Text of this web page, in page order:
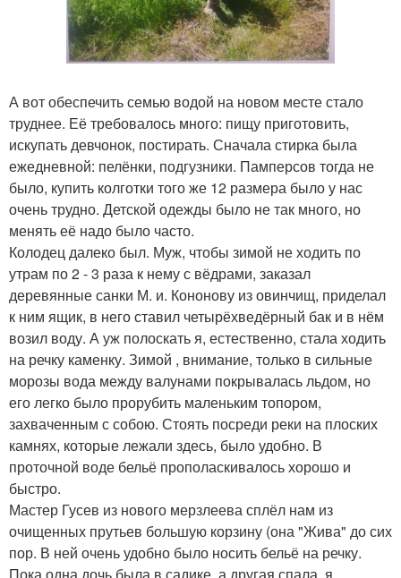
А вот обеспечить семью водой на новом месте стало
труднее. Её требовалось много: пищу приготовить,
искупать девчонок, постирать. Сначала стирка была
ежедневной: пелёнки, подгузники. Памперсов тогда не
было, купить колготки того же 12 размера было у нас
очень трудно. Детской одежды было не так много, но
менять её надо было часто.
Колодец далеко был. Муж, чтобы зимой не ходить по
утрам по 2 - 3 раза к нему с вёдрами, заказал
деревянные санки М. и. Кононову из овинчищ, приделал
к ним ящик, в него ставил четырёхведёрный бак и в нём
возил воду. А уж полоскать я, естественно, стала ходить
на речку каменку. Зимой , внимание, только в сильные
морозы вода между валунами покрывалась льдом, но
его легко было прорубить маленьким топором,
захваченным с собою. Стоять посреди реки на плоских
камнях, которые лежали здесь, было удобно. В
проточной воде бельё прополаскивалось хорошо и
быстро.
Мастер Гусев из нового мерзлеева сплёл нам из
очищенных прутьев большую корзину (она "Жива" до сих
пор. В ней очень удобно было носить бельё на речку.